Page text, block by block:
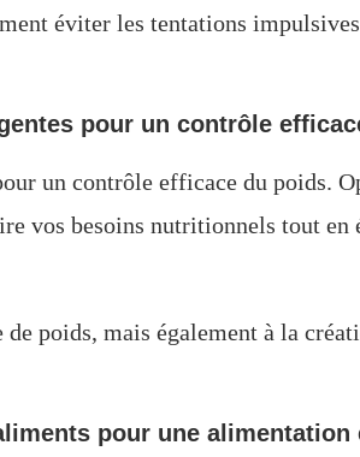
éviter les tentations
pour un contrôle
un contrôle efficace du poids.
vos besoins nutritionnels tout en
poids, mais également à la
pour une alimentation